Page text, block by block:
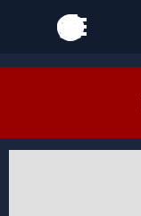
Skip menu
Skip menu